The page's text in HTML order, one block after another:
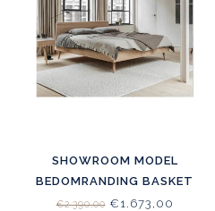
SHOWROOM MODEL
BEDOMRANDING BASKET
EIKEN LICHT (WHITE 5%)
€2.390,00€1.673,00